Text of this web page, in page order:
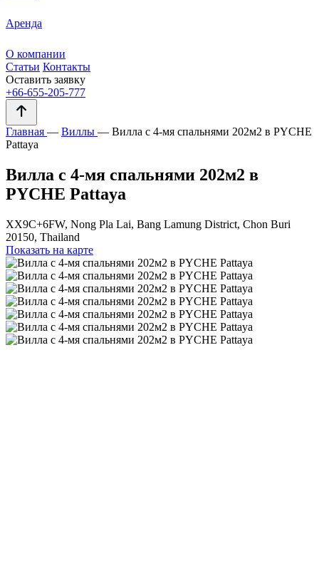
Аренда
О компании
Статьи Контакты
Оставить заявку
+66-655-205-777
Главная — Виллы — Вилла с 4-мя спальнями 202м2 в PYCHE
Pattaya
Вилла с 4-мя спальнями 202м2 в
PYCHE Pattaya
XX9C+6FW, Nong Pla Lai, Bang Lamung District, Chon Buri
20150, Thailand
Показать на карте